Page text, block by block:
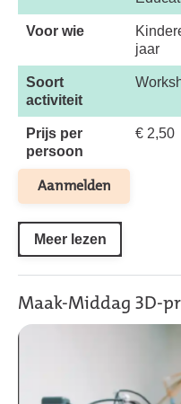
Voor wie
jaar
Soort
activiteit
Prijs per
persoon
€ 2,50
Aanmelden
Meer lezen
Maak-Middag 3D-